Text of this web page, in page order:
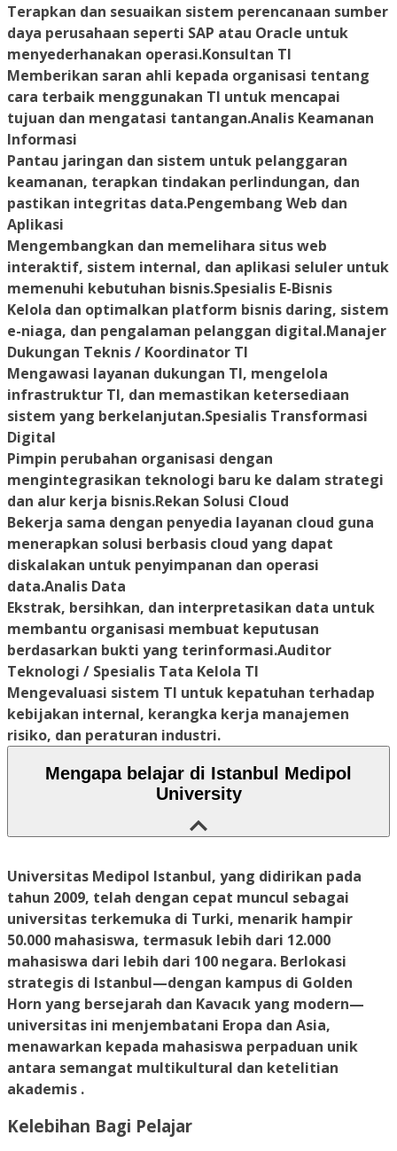
Terapkan dan sesuaikan sistem perencanaan sumber
daya perusahaan seperti SAP atau Oracle untuk
menyederhanakan operasi.Konsultan TI
Memberikan saran ahli kepada organisasi tentang
cara terbaik menggunakan TI untuk mencapai
tujuan dan mengatasi tantangan.Analis Keamanan
Informasi
Pantau jaringan dan sistem untuk pelanggaran
keamanan, terapkan tindakan perlindungan, dan
pastikan integritas data.Pengembang Web dan
Aplikasi
Mengembangkan dan memelihara situs web
interaktif, sistem internal, dan aplikasi seluler untuk
memenuhi kebutuhan bisnis.Spesialis E-Bisnis
Kelola dan optimalkan platform bisnis daring, sistem
e-niaga, dan pengalaman pelanggan digital.Manajer
Dukungan Teknis / Koordinator TI
Mengawasi layanan dukungan TI, mengelola
infrastruktur TI, dan memastikan ketersediaan
sistem yang berkelanjutan.Spesialis Transformasi
Digital
Pimpin perubahan organisasi dengan
mengintegrasikan teknologi baru ke dalam strategi
dan alur kerja bisnis.Rekan Solusi Cloud
Bekerja sama dengan penyedia layanan cloud guna
menerapkan solusi berbasis cloud yang dapat
diskalakan untuk penyimpanan dan operasi
data.Analis Data
Ekstrak, bersihkan, dan interpretasikan data untuk
membantu organisasi membuat keputusan
berdasarkan bukti yang terinformasi.Auditor
Teknologi / Spesialis Tata Kelola TI
Mengevaluasi sistem TI untuk kepatuhan terhadap
kebijakan internal, kerangka kerja manajemen
risiko, dan peraturan industri.
Mengapa belajar di Istanbul Medipol
University
Universitas Medipol Istanbul, yang didirikan pada
tahun 2009, telah dengan cepat muncul sebagai
universitas terkemuka di Turki, menarik hampir
50.000 mahasiswa, termasuk lebih dari 12.000
mahasiswa dari lebih dari 100 negara. Berlokasi
strategis di Istanbul—dengan kampus di Golden
Horn yang bersejarah dan Kavacık yang modern—
universitas ini menjembatani Eropa dan Asia,
menawarkan kepada mahasiswa perpaduan unik
antara semangat multikultural dan ketelitian
akademis .
Kelebihan Bagi Pelajar